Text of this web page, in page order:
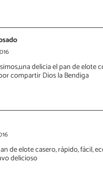
delicia el pan de elote
compartir Dios la Bendiga
de elote casero, rápido, fácil,
delicioso